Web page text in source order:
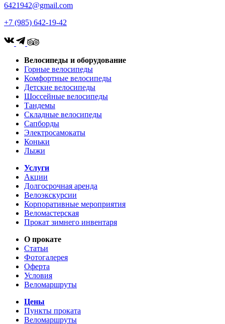
6421942@gmail.com
+7 (985) 642-19-42
Велосипеды и оборудование
Горные велосипеды
Комфортные велосипеды
Детские велосипеды
Шоссейные велосипеды
Тандемы
Складные велосипеды
Сапборды
Электросамокаты
Коньки
Лыжи
Услуги
Акции
Долгосрочная аренда
Велоэкскурсии
Корпоративные мероприятия
Веломастерская
Прокат зимнего инвентаря
О прокате
Статьи
Фотогалерея
Оферта
Условия
Веломаршруты
Цены
Пункты проката
Веломаршруты